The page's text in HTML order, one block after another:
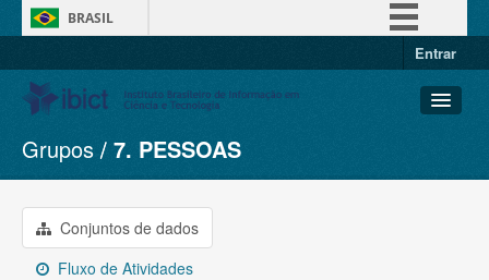
BRASIL
Entrar
Conjuntos de dados
Organizações
Grupos
Sobre
Grupos 7. PESSOAS
Conjuntos de dados
Fluxo de Atividades